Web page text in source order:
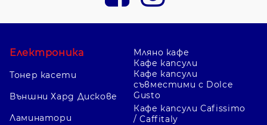
Електроника
Тонер касети
Външни Хард Дискове
Ламинатори
Мляно кафе
Кафе капсули
Кафе капсули
съвместими с Dolce
Gusto
Кафе капсули Cafissimo
/ Caffitaly